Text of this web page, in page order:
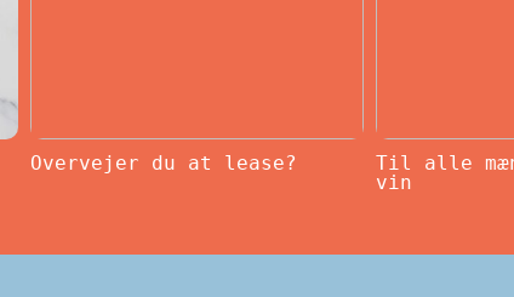
Overvejer du at lease?
Til alle
vin